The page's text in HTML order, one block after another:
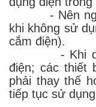
- Nên ngắt
khi không sử
cắm điện).
- Khi dây
điện; các thiết
phải thay thế
tiếp tục sử